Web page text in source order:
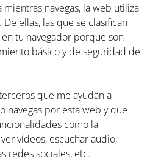
navegas, la web utiliza
ellas, las que se clasifican
en tu navegador porque son
básico y de seguridad de
que me ayudan a
navegas por esta web y que
como la
vídeos, escuchar audio,
redes sociales, etc.